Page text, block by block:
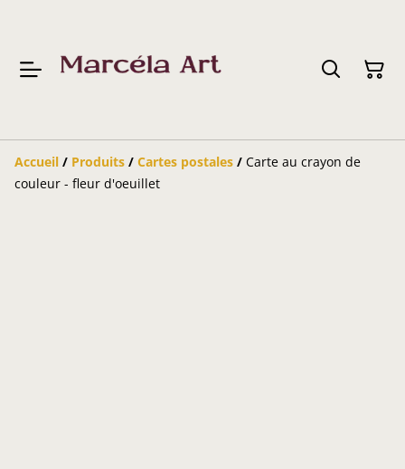
Accueil / Produits / Cartes postales / Carte au crayon de
couleur - fleur d'oeuillet